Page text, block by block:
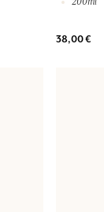
38,00 €